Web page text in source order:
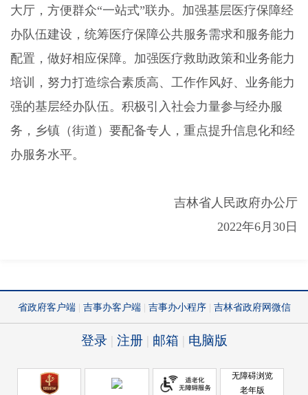
大厅，方便群众“一站式”联办。加强基层医疗保障经
办队伍建设，统筹医疗保障公共服务需求和服务能力
配置，做好相应保障。加强医疗救助政策和业务能力
培训，努力打造综合素质高、工作作风好、业务能力
强的基层经办队伍。积极引入社会力量参与经办服
务，乡镇（街道）要配备专人，重点提升信息化和经
办服务水平。
吉林省人民政府办公厅
2022年6 月 30日